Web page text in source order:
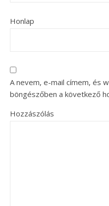
Honlap
A nevem, e-mail címem, és
böngészőben a következő
Hozzászólás